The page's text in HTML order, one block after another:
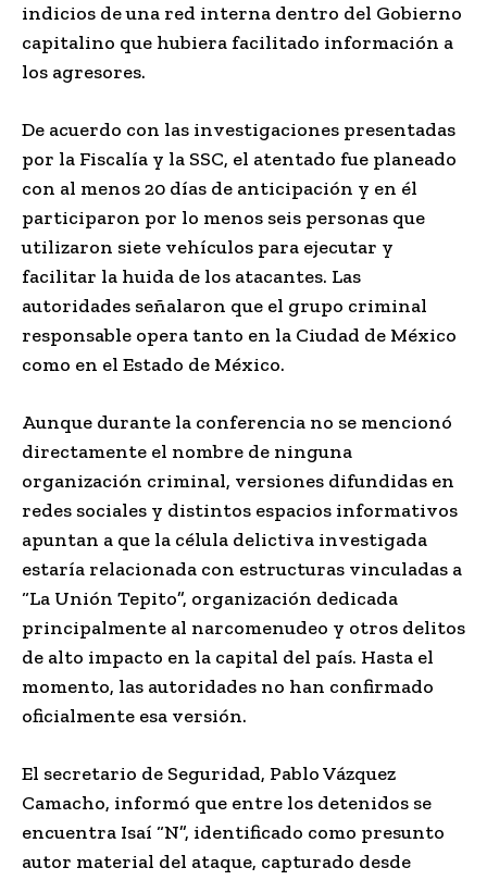
indicios de una red interna dentro del Gobierno
capitalino que hubiera facilitado información a
los agresores.
De acuerdo con las investigaciones presentadas
por la Fiscalía y la SSC, el atentado fue planeado
con al menos 20 días de anticipación y en él
participaron por lo menos seis personas que
utilizaron siete vehículos para ejecutar y
facilitar la huida de los atacantes. Las
autoridades señalaron que el grupo criminal
responsable opera tanto en la Ciudad de México
como en el Estado de México.
Aunque durante la conferencia no se mencionó
directamente el nombre de ninguna
organización criminal, versiones difundidas en
redes sociales y distintos espacios informativos
apuntan a que la célula delictiva investigada
estaría relacionada con estructuras vinculadas a
“La Unión Tepito”, organización dedicada
principalmente al narcomenudeo y otros delitos
de alto impacto en la capital del país. Hasta el
momento, las autoridades no han confirmado
oficialmente esa versión.
El secretario de Seguridad, Pablo Vázquez
Camacho, informó que entre los detenidos se
encuentra Isaí “N”, identificado como presunto
autor material del ataque, capturado desde